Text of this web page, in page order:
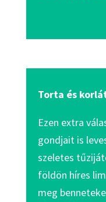
Torta és
Ezen extra
gondjait is
szeletes
földön híres
meg